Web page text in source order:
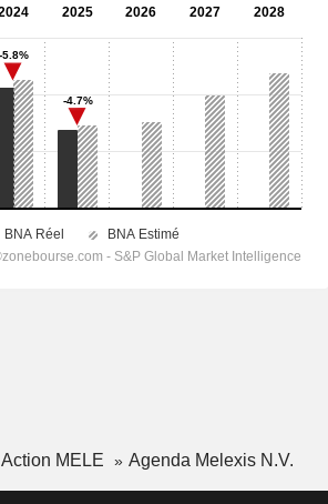
Action MELE Agenda Melexis N.V.